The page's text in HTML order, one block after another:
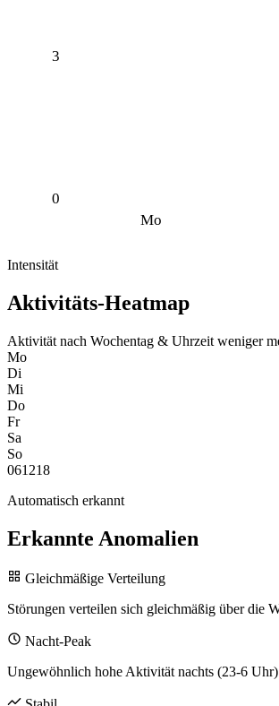
0
3
Mo
Intensität
Aktivitäts-Heatmap
Aktivität nach Wochentag & Uhrzeit weniger
Mo
Di
Mi
Do
Fr
Sa
So
061218
Automatisch erkannt
Erkannte Anomalien
Gleichmäßige Verteilung
Störungen verteilen sich gleichmäßig über die
Nacht-Peak
Ungewöhnlich hohe Aktivität nachts (23-6 Uhr)